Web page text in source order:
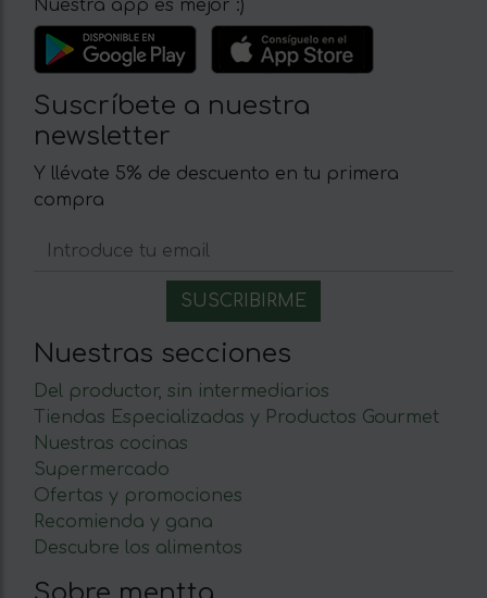
Nuestra app es mejor :)
Suscríbete a nuestra
newsletter
Y llévate 5% de descuento en tu primera
compra
Nuestras secciones
Del productor, sin intermediarios
Tiendas Especializadas y Productos Gourmet
Nuestras cocinas
Supermercado
Ofertas y promociones
Recomienda y gana
Descubre los alimentos